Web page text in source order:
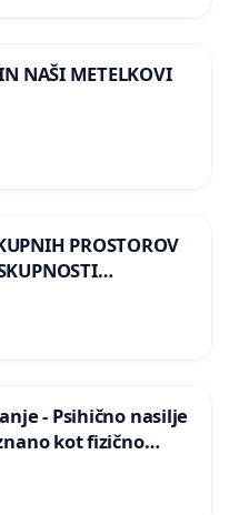
NAŠI METELKOVI
PROSTOROV
- Psihično nasilje
kot fizično